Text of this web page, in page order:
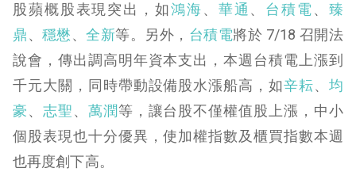
股蘋概股表現突出，如鴻海、 華通 、 台積電 、 臻
鼎、 穩懋、全新等。另外， 台積電將於 7/18 召開法
說會，傳出調高明年資本支出，本週台積電上漲到
千元大關，同時帶動設備股水漲船高，如辛耘、 均
豪、 志聖、 萬潤等，讓台股不僅權值股上漲，中小
個股表現也十分優異，使加權指數及櫃買指數本週
也再度創下高。